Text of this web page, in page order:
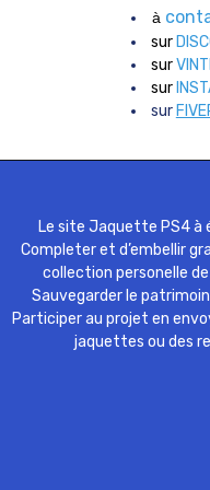
à
sur
sur
sur
sur
Le site Jaquette PS4 à
Completer et d’embellir
collection personelle
Sauvegarder le
Participer au projet en
jaquettes ou des